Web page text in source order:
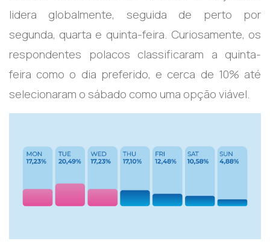
lidera globalmente, seguida de perto por
segunda, quarta e quinta-feira. Curiosamente, os
respondentes polacos classificaram a quinta-
feira como o dia preferido, e cerca de 10% até
selecionaram o sábado como uma opção viável.